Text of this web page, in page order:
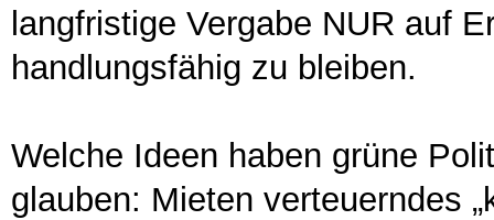
langfristige Vergabe NUR auf
handlungsfähig zu bleiben.
Welche Ideen haben grüne
glauben: Mieten verteuerndes